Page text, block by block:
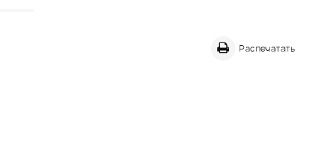
Распечатать